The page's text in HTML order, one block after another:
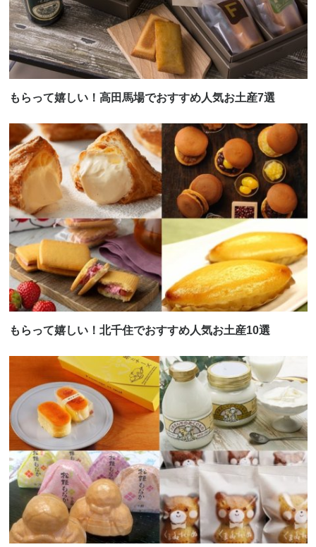
もらって嬉しい！高田馬場でおすすめ人気お土産7選
もらって嬉しい！北千住でおすすめ人気お土産10選